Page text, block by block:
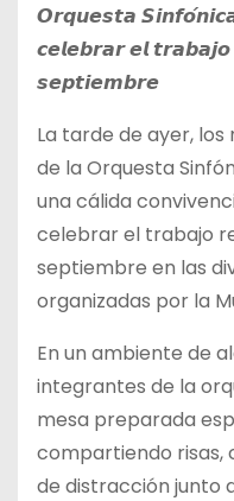
𝙊𝙧𝙦𝙪𝙚𝙨𝙩𝙖
𝙘𝙚𝙡𝙚𝙗𝙧𝙖𝙧 𝙚𝙡
𝙨𝙚𝙥𝙩𝙞𝙚𝙢𝙗𝙧𝙚
La tarde de ayer, los
de la Orquesta
una cálida
celebrar el trabajo
septiembre en las
organizadas por la
En un ambiente de
integrantes de la
mesa preparada
compartiendo risas,
de distracción junto